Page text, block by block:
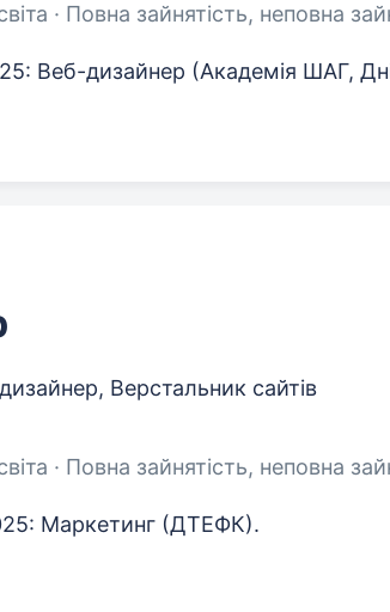
· Повна зайнятість, неповна
Веб-дизайнер (Академія ШАГ,
Верстальник сайтів
· Повна зайнятість, неповна
Маркетинг (ДТЕФК).